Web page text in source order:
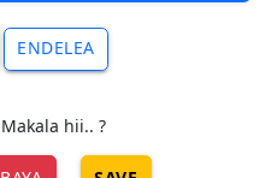
ENDELEA
hii.. ?